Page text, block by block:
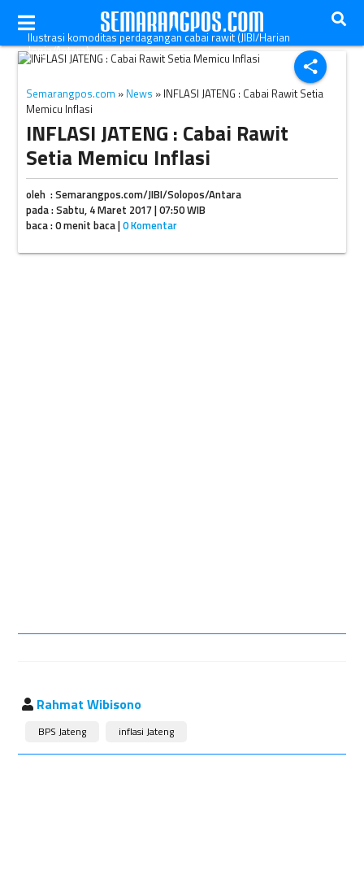
share
Ilustrasi komoditas perdagangan cabai rawit (JIBI/Harian
Jogja/Antara)
Semarangpos.com » News » INFLASI JATENG : Cabai Rawit Setia
Memicu Inflasi
INFLASI JATENG : Cabai Rawit
Setia Memicu Inflasi
oleh : Semarangpos.com/JIBI/Solopos/Antara
pada : Sabtu, 4 Maret 2017 | 07:50 WIB
baca : 0 menit baca |0 Komentar
Rahmat Wibisono
BPS Jateng inflasi Jateng